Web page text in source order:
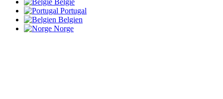
België
Portugal
Belgien
Norge